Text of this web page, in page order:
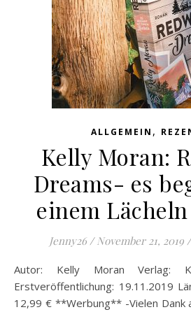
ALLGEMEIN ,
Kelly Moran:
Dreams- es
einem
Jenny26 / November 21, 2019 /
Autor: Kelly Moran Verlag: Kyss Verlag Datum
Erstveröffentlichung: 19.11.2019
12,99 € **Werbung** -Vielen Dank